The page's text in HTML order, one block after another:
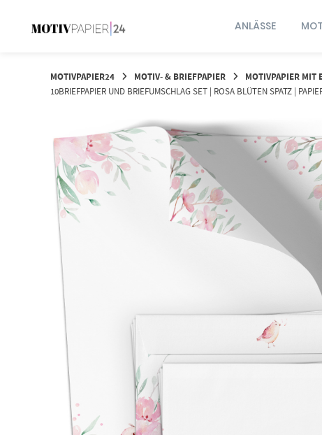
ANLÄSSE
MOTIVPAPIER24 MOTIV- & BRIEFPAPIER
MOTIVPAPIER MIT
10BRIEFPAPIER UND BRIEFUMSCHLAG SET | ROSA BLÜTEN SPATZ |